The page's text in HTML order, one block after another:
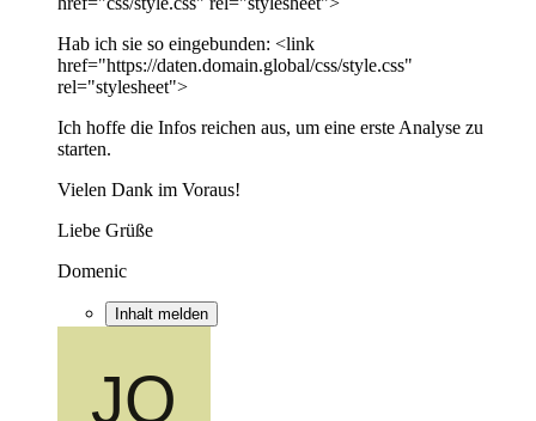
Hab ich sie so eingebunden: <link
href="https://daten.domain.global/css/style.css"
rel="stylesheet">
Ich hoffe die Infos reichen aus, um eine erste Analyse zu
starten.
Vielen Dank im Voraus!
Liebe Grüße
Domenic
Inhalt melden